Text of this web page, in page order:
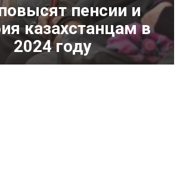
пенсии и
казахстанцам в
2024 году